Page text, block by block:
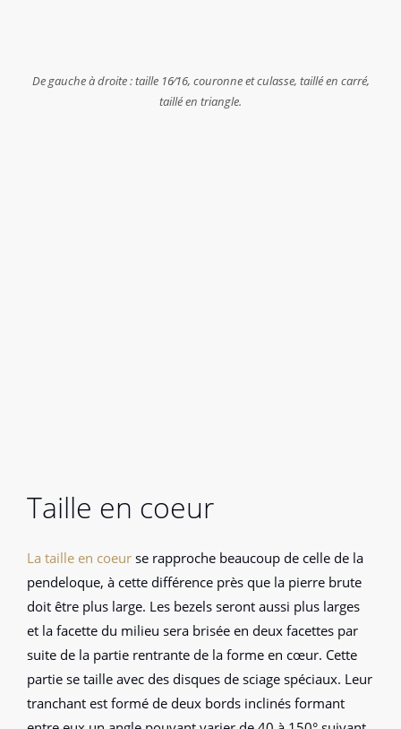
De gauche à droite : taille 16⁄16, couronne et culasse, taillé en carré,
taillé en triangle.
Taille en coeur
La taille en coeur se rapproche beaucoup de celle de la
pendeloque, à cette différence près que la pierre brute
doit être plus large. Les bezels seront aussi plus larges
et la facette du milieu sera brisée en deux facettes par
suite de la partie rentrante de la forme en cœur. Cette
partie se taille avec des disques de sciage spéciaux. Leur
tranchant est formé de deux bords inclinés formant